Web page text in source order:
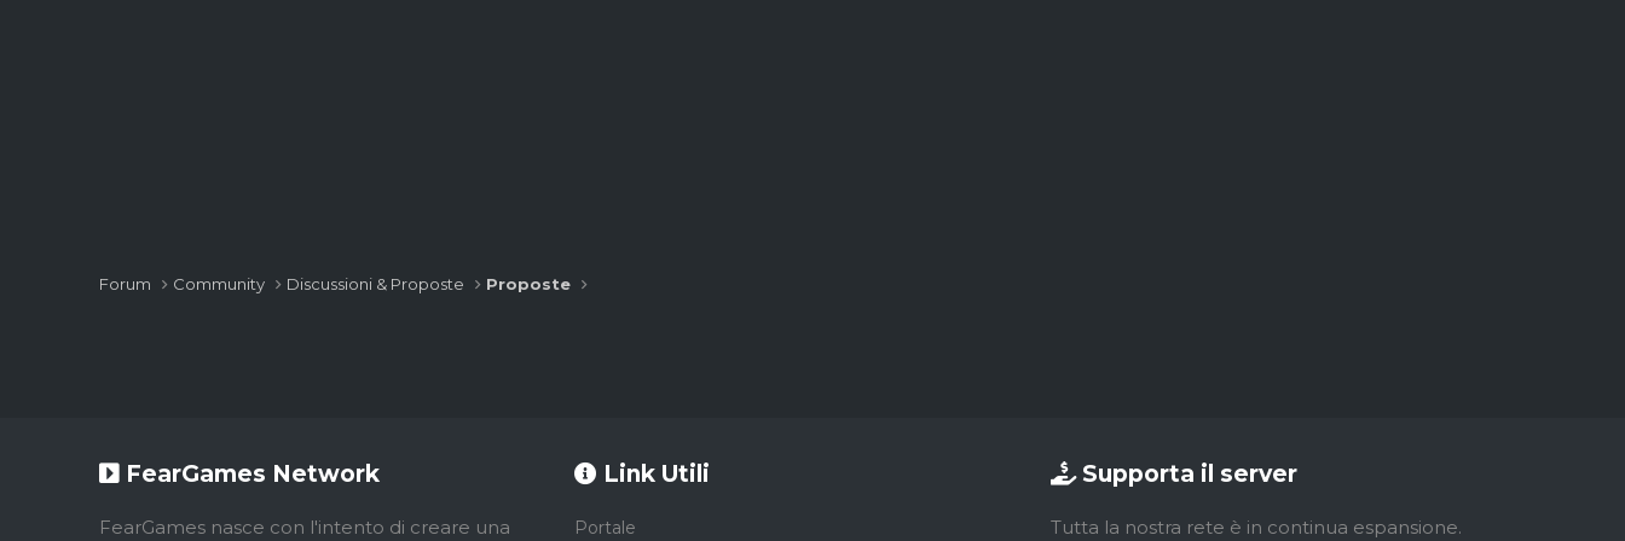
Forum Community Discussioni & Proposte Proposte
FearGames Network
FearGames nasce con l'intento di creare una
Link Utili
Portale
Supporta il server
Tutta la nostra rete è in continua espansione.